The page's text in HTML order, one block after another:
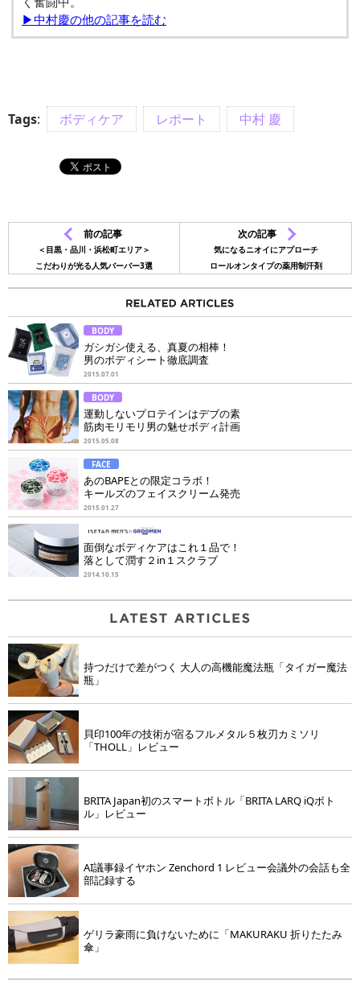
▶中村慶の他の記事を読む
Tags: ボディケア レポート 中村 慶
前の記事
＜目黒・品川・浜松町エリア＞
こだわりが光る人気バーバー3選
次の記事
気になるニオイにアプローチ
ロールオンタイプの薬用制汗剤
BODY
ガシガシ使える、真夏の相棒！
男のボディシート徹底調査
2015.07.01
BODY
運動しないプロテインはデブの素
筋肉モリモリ男の魅せボディ計画
2015.05.08
FACE
あのBAPEとの限定コラボ！
キールズのフェイスクリーム発売
2015.01.27
面倒なボディケアはこれ１品で！
落として潤す２in１スクラブ
2014.10.15
持つだけで差がつく 大人の高機能魔法瓶「タイガー魔法
瓶」
貝印100年の技術が宿るフルメタル５枚刃カミソリ
「THOLL」レビュー
BRITA Japan初のスマートボトル「BRITA LARQ iQボト
ル」レビュー
AI議事録イヤホン Zenchord 1 レビュー会議外の会話も全
部記録する
ゲリラ豪雨に負けないために「MAKURAKU 折りたたみ
傘」